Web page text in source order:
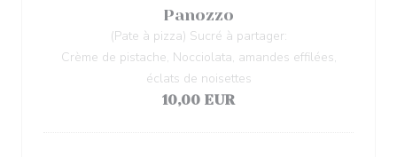
Panozzo
(Pate à pizza) Sucré à partager:
Crème de pistache, Nocciolata, amandes effilées,
éclats de noisettes
10,00 EUR